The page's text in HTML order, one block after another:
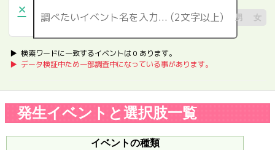
× 男 女
▶︎ 検索ワードに一致するイベントは 0 あります。
▶︎ データ検証中ため一部調査中になっている事があります。
発生イベントと選択肢一覧
イベントの種類